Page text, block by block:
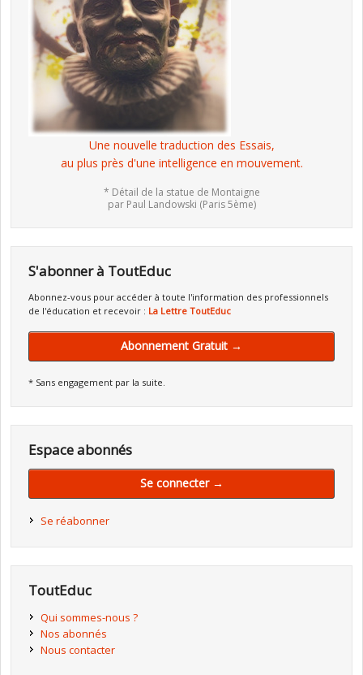
Une nouvelle traduction des Essais,
au plus près d'une intelligence en mouvement.
* Détail de la statue de Montaigne
par Paul Landowski (Paris 5ème)
S'abonner à ToutEduc
Abonnez-vous pour accéder à toute l'information des professionnels
de l'éducation et recevoir : La Lettre ToutEduc
Abonnement Gratuit →
* Sans engagement par la suite.
Espace abonnés
Se connecter →
Se réabonner
ToutEduc
Qui sommes-nous ?
Nos abonnés
Nous contacter